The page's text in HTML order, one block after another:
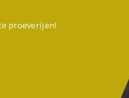
proeverijen!